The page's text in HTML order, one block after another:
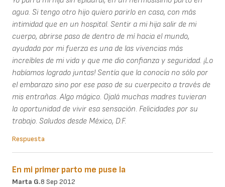
agua. Si tengo otro hijo quiero parirlo en casa, con más
intimidad que en un hospital. Sentir a mi hija salir de mi
cuerpo, abrirse paso de dentro de mí hacia el mundo,
ayudada por mi fuerza es una de las vivencias más
increíbles de mi vida y que me dio confianza y seguridad. ¡Lo
habíamos logrado juntas! Sentía que la conocía no sólo por
el embarazo sino por ese paso de su cuerpecito a través de
mis entrañas. Algo mágico. Ojalá muchas madres tuvieran
la oportunidad de vivir esa sensación. Felicidades por su
trabajo. Saludos desde México, D.F.
Respuesta
En mi primer parto me puse la
Marta G.8 Sep 2012